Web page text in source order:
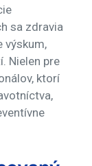
sa zdravia
výskum,
Nielen pre
ktorí